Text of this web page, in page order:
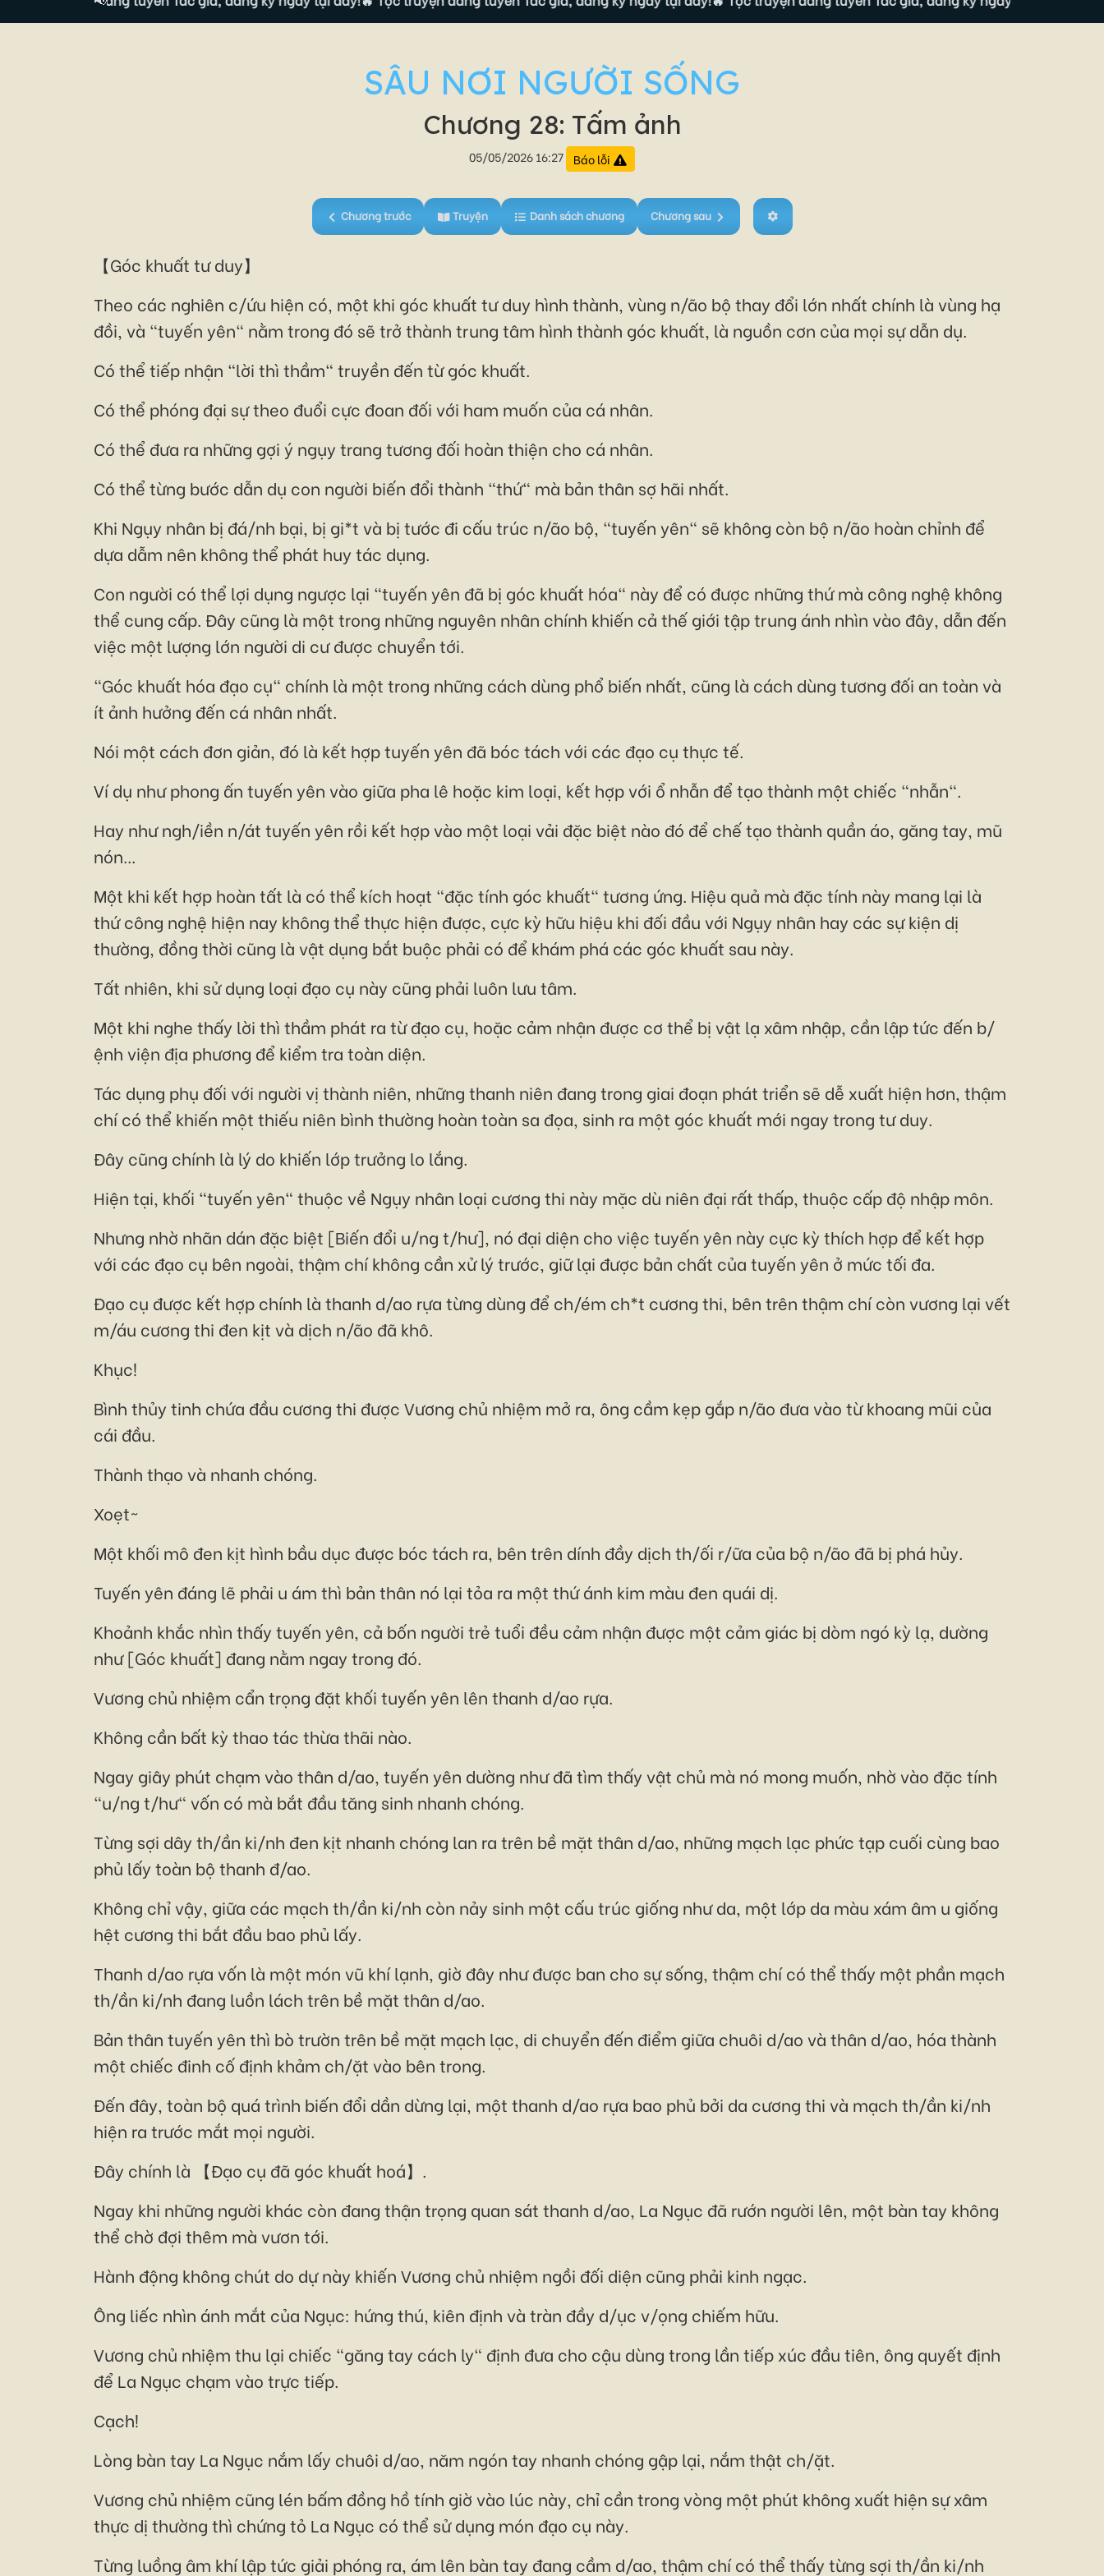
SÂU NƠI NGƯỜI SỐNG
Chương 28: Tấm ảnh
05/05/2026 16:27 Báo lỗi
Chương trước Truyện Danh sách chương Chương sau
【Góc khuất tư duy】
Theo các nghiên c/ứu hiện có, một khi góc khuất tư duy hình thành, vùng n/ão bộ thay đổi lớn nhất chính là vùng hạ
đồi, và "tuyến yên" nằm trong đó sẽ trở thành trung tâm hình thành góc khuất, là nguồn cơn của mọi sự dẫn dụ.
Có thể tiếp nhận "lời thì thầm" truyền đến từ góc khuất.
Có thể phóng đại sự theo đuổi cực đoan đối với ham muốn của cá nhân.
Có thể đưa ra những gợi ý ngụy trang tương đối hoàn thiện cho cá nhân.
Có thể từng bước dẫn dụ con người biến đổi thành "thứ" mà bản thân sợ hãi nhất.
Khi Ngụy nhân bị đá/nh bại, bị gi*t và bị tước đi cấu trúc n/ão bộ, "tuyến yên" sẽ không còn bộ n/ão hoàn chỉnh để
dựa dẫm nên không thể phát huy tác dụng.
Con người có thể lợi dụng ngược lại "tuyến yên đã bị góc khuất hóa" này để có được những thứ mà công nghệ không
thể cung cấp. Đây cũng là một trong những nguyên nhân chính khiến cả thế giới tập trung ánh nhìn vào đây, dẫn đến
việc một lượng lớn người di cư được chuyển tới.
"Góc khuất hóa đạo cụ" chính là một trong những cách dùng phổ biến nhất, cũng là cách dùng tương đối an toàn và
ít ảnh hưởng đến cá nhân nhất.
Nói một cách đơn giản, đó là kết hợp tuyến yên đã bóc tách với các đạo cụ thực tế.
Ví dụ như phong ấn tuyến yên vào giữa pha lê hoặc kim loại, kết hợp với ổ nhẫn để tạo thành một chiếc "nhẫn".
Hay như ngh/iền n/át tuyến yên rồi kết hợp vào một loại vải đặc biệt nào đó để chế tạo thành quần áo, găng tay, mũ
nón...
Một khi kết hợp hoàn tất là có thể kích hoạt "đặc tính góc khuất" tương ứng. Hiệu quả mà đặc tính này mang lại là
thứ công nghệ hiện nay không thể thực hiện được, cực kỳ hữu hiệu khi đối đầu với Ngụy nhân hay các sự kiện dị
thường, đồng thời cũng là vật dụng bắt buộc phải có để khám phá các góc khuất sau này.
Tất nhiên, khi sử dụng loại đạo cụ này cũng phải luôn lưu tâm.
Một khi nghe thấy lời thì thầm phát ra từ đạo cụ, hoặc cảm nhận được cơ thể bị vật lạ xâm nhập, cần lập tức đến b/
ệnh viện địa phương để kiểm tra toàn diện.
Tác dụng phụ đối với người vị thành niên, những thanh niên đang trong giai đoạn phát triển sẽ dễ xuất hiện hơn, thậm
chí có thể khiến một thiếu niên bình thường hoàn toàn sa đọa, sinh ra một góc khuất mới ngay trong tư duy.
Đây cũng chính là lý do khiến lớp trưởng lo lắng.
Hiện tại, khối "tuyến yên" thuộc về Ngụy nhân loại cương thi này mặc dù niên đại rất thấp, thuộc cấp độ nhập môn.
Nhưng nhờ nhãn dán đặc biệt [Biến đổi u/ng t/hư], nó đại diện cho việc tuyến yên này cực kỳ thích hợp để kết hợp
với các đạo cụ bên ngoài, thậm chí không cần xử lý trước, giữ lại được bản chất của tuyến yên ở mức tối đa.
Đạo cụ được kết hợp chính là thanh d/ao rựa từng dùng để ch/ém ch*t cương thi, bên trên thậm chí còn vương lại vết
m/áu cương thi đen kịt và dịch n/ão đã khô.
Khục!
Bình thủy tinh chứa đầu cương thi được Vương chủ nhiệm mở ra, ông cầm kẹp gắp n/ão đưa vào từ khoang mũi của
cái đầu.
Thành thạo và nhanh chóng.
Xoẹt~
Một khối mô đen kịt hình bầu dục được bóc tách ra, bên trên dính đầy dịch th/ối r/ữa của bộ n/ão đã bị phá hủy.
Tuyến yên đáng lẽ phải u ám thì bản thân nó lại tỏa ra một thứ ánh kim màu đen quái dị.
Khoảnh khắc nhìn thấy tuyến yên, cả bốn người trẻ tuổi đều cảm nhận được một cảm giác bị dòm ngó kỳ lạ, dường
như [Góc khuất] đang nằm ngay trong đó.
Vương chủ nhiệm cẩn trọng đặt khối tuyến yên lên thanh d/ao rựa.
Không cần bất kỳ thao tác thừa thãi nào.
Ngay giây phút chạm vào thân d/ao, tuyến yên dường như đã tìm thấy vật chủ mà nó mong muốn, nhờ vào đặc tính
"u/ng t/hư" vốn có mà bắt đầu tăng sinh nhanh chóng.
Từng sợi dây th/ần ki/nh đen kịt nhanh chóng lan ra trên bề mặt thân d/ao, những mạch lạc phức tạp cuối cùng bao
phủ lấy toàn bộ thanh đ/ao.
Không chỉ vậy, giữa các mạch th/ần ki/nh còn nảy sinh một cấu trúc giống như da, một lớp da màu xám âm u giống
hệt cương thi bắt đầu bao phủ lấy.
Thanh d/ao rựa vốn là một món vũ khí lạnh, giờ đây như được ban cho sự sống, thậm chí có thể thấy một phần mạch
th/ần ki/nh đang luồn lách trên bề mặt thân d/ao.
Bản thân tuyến yên thì bò trườn trên bề mặt mạch lạc, di chuyển đến điểm giữa chuôi d/ao và thân d/ao, hóa thành
một chiếc đinh cố định khảm ch/ặt vào bên trong.
Đến đây, toàn bộ quá trình biến đổi dần dừng lại, một thanh d/ao rựa bao phủ bởi da cương thi và mạch th/ần ki/nh
hiện ra trước mắt mọi người.
Đây chính là 【Đạo cụ đã góc khuất hoá】.
Ngay khi những người khác còn đang thận trọng quan sát thanh d/ao, La Ngục đã rướn người lên, một bàn tay không
thể chờ đợi thêm mà vươn tới.
Hành động không chút do dự này khiến Vương chủ nhiệm ngồi đối diện cũng phải kinh ngạc.
Ông liếc nhìn ánh mắt của Ngục: hứng thú, kiên định và tràn đầy d/ục v/ọng chiếm hữu.
Vương chủ nhiệm thu lại chiếc "găng tay cách ly" định đưa cho cậu dùng trong lần tiếp xúc đầu tiên, ông quyết định
để La Ngục chạm vào trực tiếp.
Cạch!
Lòng bàn tay La Ngục nắm lấy chuôi d/ao, năm ngón tay nhanh chóng gập lại, nắm thật ch/ặt.
Vương chủ nhiệm cũng lén bấm đồng hồ tính giờ vào lúc này, chỉ cần trong vòng một phút không xuất hiện sự xâm
thực dị thường thì chứng tỏ La Ngục có thể sử dụng món đạo cụ này.
Từng luồng âm khí lập tức giải phóng ra, ám lên bàn tay đang cầm d/ao, thậm chí có thể thấy từng sợi th/ần ki/nh